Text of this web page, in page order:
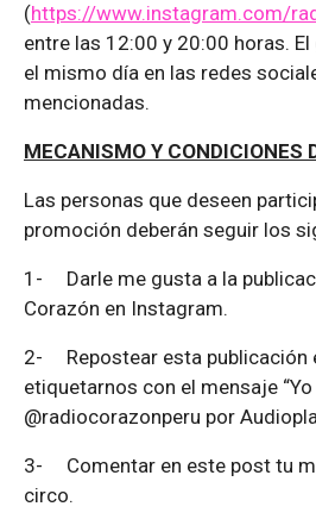
(https://www.instagram.com/
entre las 12:00 y 20:00 horas.
el mismo día en las redes
mencionadas.
MECANISMO Y CONDICIONES
Las personas que deseen
promoción deberán seguir los
1- Darle me gusta a la
Corazón en Instagram.
2- Repostear esta
etiquetarnos con el mensaje
@radiocorazonperu por
3- Comentar en este post tu
circo.